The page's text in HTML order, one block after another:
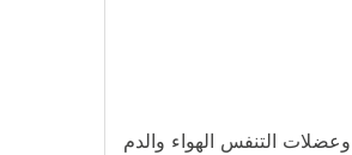
التنفس الهواء والدم